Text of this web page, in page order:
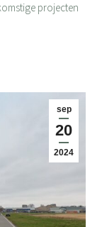
projecten
sep
20
2024